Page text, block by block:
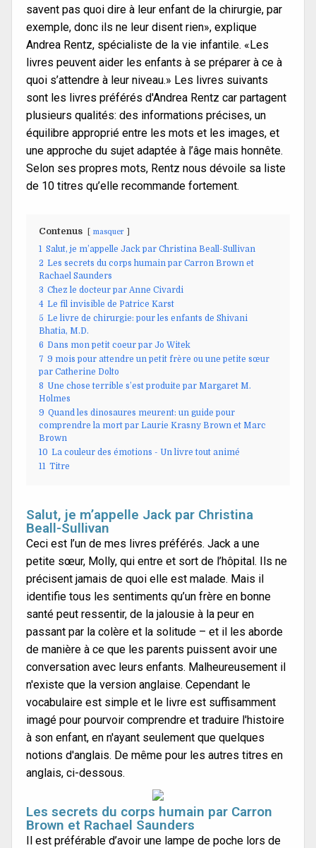
savent pas quoi dire à leur enfant de la chirurgie, par
exemple, donc ils ne leur disent rien», explique
Andrea Rentz, spécialiste de la vie infantile. «Les
livres peuvent aider les enfants à se préparer à ce à
quoi s’attendre à leur niveau.» Les livres suivants
sont les livres préférés d'Andrea Rentz car partagent
plusieurs qualités: des informations précises, un
équilibre approprié entre les mots et les images, et
une approche du sujet adaptée à l’âge mais honnête.
Selon ses propres mots, Rentz nous dévoile sa liste
de 10 titres qu’elle recommande fortement.
Contenus masquer
1 Salut, je m’appelle Jack par Christina Beall-Sullivan
2 Les secrets du corps humain par Carron Brown et
Rachael Saunders
3 Chez le docteur par Anne Civardi
4 Le fil invisible de Patrice Karst
5 Le livre de chirurgie: pour les enfants de Shivani
Bhatia, M.D.
6 Dans mon petit coeur par Jo Witek
7 9 mois pour attendre un petit frère ou une petite sœur
par Catherine Dolto
8 Une chose terrible s’est produite par Margaret M.
Holmes
9 Quand les dinosaures meurent: un guide pour
comprendre la mort par Laurie Krasny Brown et Marc
Brown
10 La couleur des émotions - Un livre tout animé
11 Titre
Salut, je m’appelle Jack par Christina
Beall-Sullivan
Ceci est l’un de mes livres préférés. Jack a une
petite sœur, Molly, qui entre et sort de l’hôpital. Ils ne
précisent jamais de quoi elle est malade. Mais il
identifie tous les sentiments qu’un frère en bonne
santé peut ressentir, de la jalousie à la peur en
passant par la colère et la solitude – et il les aborde
de manière à ce que les parents puissent avoir une
conversation avec leurs enfants. Malheureusement il
n'existe que la version anglaise. Cependant le
vocabulaire est simple et le livre est suffisamment
imagé pour pourvoir comprendre et traduire l'histoire
à son enfant, en n'ayant seulement que quelques
notions d'anglais. De même pour les autres titres en
anglais, ci-dessous.
Les secrets du corps humain par Carron
Brown et Rachael Saunders
Il est préférable d’avoir une lampe de poche lors de